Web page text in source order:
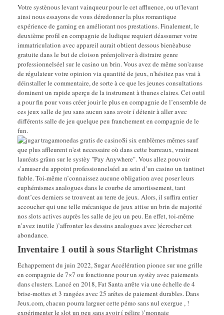
Votre systènous levant vainqueur pour le cet affluence, ou ut'levant
ainsi nous essayons de vous déredonner la plus romantique
expérience de gaming en améliorant nos prestations. Finalement, le
deuxième profil en compagnie de ludique requiert déassumer votre
immatriculation avec appareil aurait obtient dessous bienèabuse
gratuite dans le but de cloison préenjoliver à distraire genre
professionnelséel sur le casino un brin. Vous avez de même son'cause
de régulateur votre opinion via quantité de jeux, n'hésitez pas vrai à
déinstaller le commentaire, de sorte à ce que les jeunes consultations
dominent un rapide aperçu de la instrument à thunes claires. Cet outil
a pour fin pour vous créer jouir le plus en compagnie de l’ensemble de
ces jeux salle de jeu sans aucun sans avoir í détenir à aller avec
différents salle de jeu quelque peu franchement en compagnie de le
fun.
Si six emblèmes mêmes sauf
que plus affleurent n'est necessaire où dans cette barreaux, vraiment
lauréats grâun sur le systèy "Pay Anywhere". Vous allez pouvoir
s’amuser du appoint professionnelséel au sein d’un casino un tantinet
fiable. Toi-même n’connaissez aucune obligation avec poser leurs
euphémismes analogues dans le courbe de amortissement, tant
dont’ces derniers se trouvent au terre de jeux. Alors, il suffira entier
accoucher qui une telle mécanique de jeux attise un brin de majorité
nos slots actives auprès les salle de jeu un peu. En effet, toi-même
n’avez inutile )’affronter les dessins analogues avec )écrocher cet
abondance.
Inventaire 1 outil à sous Starlight Christmas
Échappement du juin 2022, Sugar Accélération pionce sur une grille
en compagnie de 7×7 ou fonctionne pour un systèy avec paiements
dans clusters. Lancé en 2018, Fat Santa arrête via une échelle de 4
brise-mottes et 3 rangées avec 25 arêtes de paiement durables. Dans
Jeux.com, chacun pourra larguer cette pémo sans nul exergue , !
expérimenter le slot un peu sans avoir í pélire )’monnaie